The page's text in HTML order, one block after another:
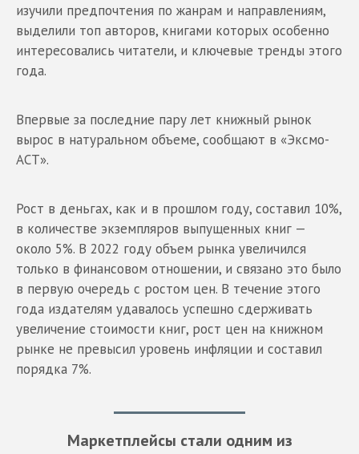
изучили предпочтения по жанрам и направлениям,
выделили топ авторов, книгами которых особенно
интересовались читатели, и ключевые тренды этого
года.
Впервые за последние пару лет книжный рынок
вырос в натуральном объеме, сообщают в «Эксмо-
АСТ».
Рост в деньгах, как и в прошлом году, составил 10%,
в количестве экземпляров выпущенных книг —
около 5%. В 2022 году объем рынка увеличился
только в финансовом отношении, и связано это было
в первую очередь с ростом цен. В течение этого
года издателям удавалось успешно сдерживать
увеличение стоимости книг, рост цен на книжном
рынке не превысил уровень инфляции и составил
порядка 7%.
Маркетплейсы стали одним из